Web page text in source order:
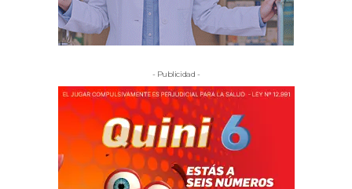
- Publicidad -